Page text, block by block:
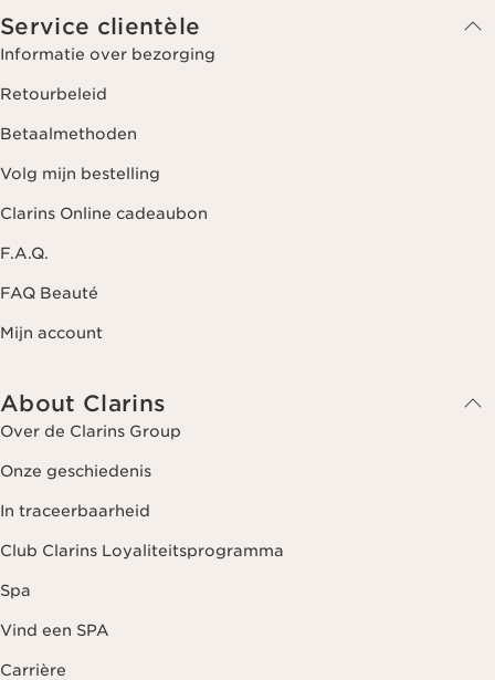
Service clientèle
Informatie over bezorging
Retourbeleid
Betaalmethoden
Volg mijn bestelling
Clarins Online cadeaubon
F.A.Q.
FAQ Beauté
Mijn account
About Clarins
Over de Clarins Group
Onze geschiedenis
In traceerbaarheid
Club Clarins Loyaliteitsprogramma
Spa
Vind een SPA
Carrière